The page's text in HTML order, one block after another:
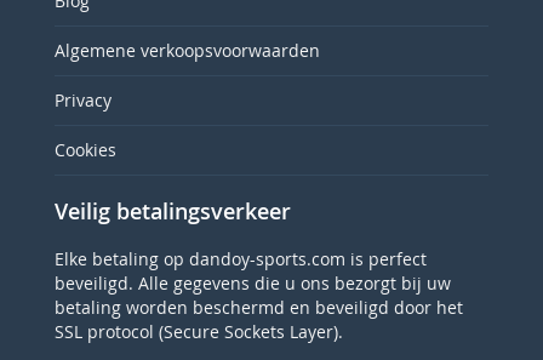
Algemene verkoopsvoorwaarden
Privacy
Cookies
Veilig betalingsverkeer
Elke betaling op dandoy-sports.com is perfect
beveiligd. Alle gegevens die u ons bezorgt bij uw
betaling worden beschermd en beveiligd door het
SSL protocol (Secure Sockets Layer).